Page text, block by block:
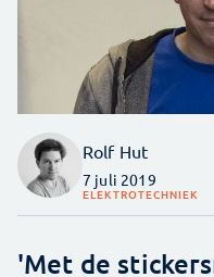
Rolf Hut
7 juli 2019
ELEKTROTECHNIEK
'Met de